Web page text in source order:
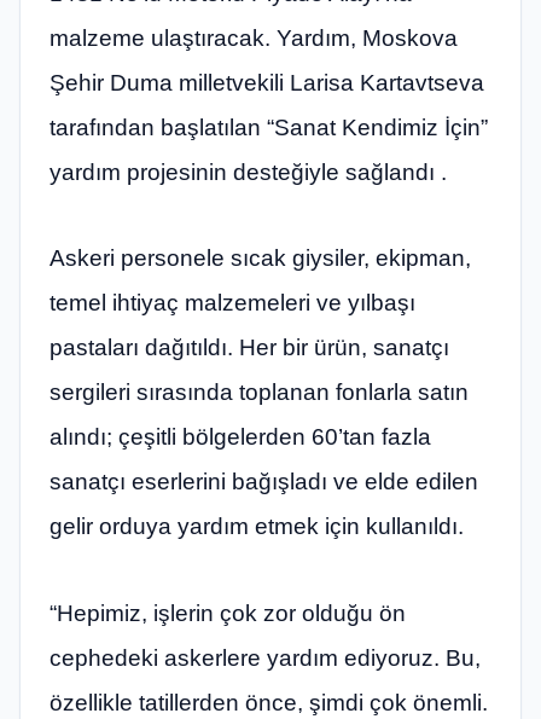
malzeme ulaştıracak. Yardım, Moskova
Şehir Duma milletvekili Larisa Kartavtseva
tarafından başlatılan “Sanat Kendimiz İçin”
yardım projesinin desteğiyle sağlandı .
Askeri personele sıcak giysiler, ekipman,
temel ihtiyaç malzemeleri ve yılbaşı
pastaları dağıtıldı. Her bir ürün, sanatçı
sergileri sırasında toplanan fonlarla satın
alındı; çeşitli bölgelerden 60’tan fazla
sanatçı eserlerini bağışladı ve elde edilen
gelir orduya yardım etmek için kullanıldı.
“Hepimiz, işlerin çok zor olduğu ön
cephedeki askerlere yardım ediyoruz. Bu,
özellikle tatillerden önce, şimdi çok önemli.